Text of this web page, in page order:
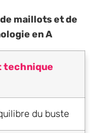
maillots et de
en A
technique
du buste